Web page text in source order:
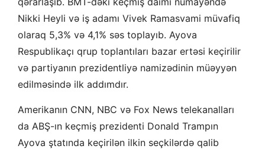
Nikki Heyli və iş adamı Vivek Ramasvami müvafiq
olaraq 5,3% və 4,1% səs toplayıb. Ayova
Respublikaçı qrup toplantıları bazar ertəsi keçirilir
və partiyanın prezidentliyə namizədinin müəyyən
edilməsində ilk addımdır.
Amerikanın CNN, NBC və Fox News telekanalları
da ABŞ-ın keçmiş prezidenti Donald Trampın
Ayova ştatında keçirilən ilkin seçkilərdə qalib